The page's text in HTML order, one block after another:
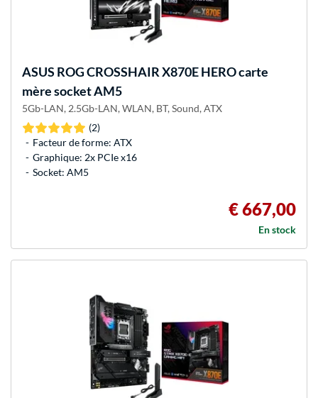
ASUS ROG CROSSHAIR X870E HERO carte
mère socket AM5
5Gb-LAN, 2.5Gb-LAN, WLAN, BT, Sound, ATX
(2)
Facteur de forme: ATX
Graphique: 2x PCIe x16
Socket: AM5
€ 667,00
En stock